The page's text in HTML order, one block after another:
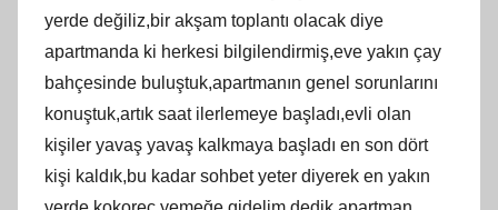
yerde değiliz,bir akşam toplantı olacak diye
apartmanda ki herkesi bilgilendirmiş,eve yakın çay
bahçesinde buluştuk,apartmanın genel sorunlarını
konuştuk,artık saat ilerlemeye başladı,evli olan
kişiler yavaş yavaş kalkmaya başladı en son dört
kişi kaldık,bu kadar sohbet yeter diyerek en yakın